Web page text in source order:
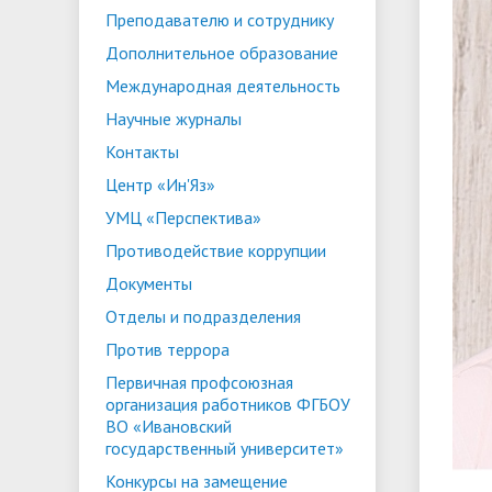
• Конкурсы на замещение
должностей
•
• Координационный центр ИвГУ
• Вход
• Олимпиада "Большие надежды
малых городов"
ориентации и содействия
трудоустройству выпускников
«Карьера»
•
• Платные образовательные услуги
• Стипендии и меры поддержки
обучающихся
•
• Абитуриенту
•
• Организация питания в
образовательной организации
Преподавателю и сотруднику
Дополнительное образование
Международная деятельность
Научные журналы
Контакты
Центр «Ин'Яз»
УМЦ «Перспектива»
Противодействие коррупции
Документы
Отделы и подразделения
Против террора
Первичная профсоюзная
организация работников ФГБОУ
ВО «Ивановский
государственный университет»
Конкурсы на замещение